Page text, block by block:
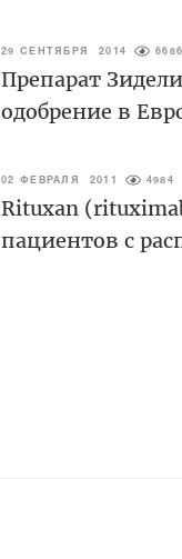
29 СЕНТЯБРЯ 2014 6686
Препарат
одобрение в
02 ФЕВРАЛЯ 2011 4984
Rituxan
пациентов с